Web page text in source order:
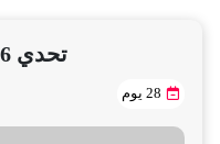
تحدي 6 أسابيع | 2026
28 يوم